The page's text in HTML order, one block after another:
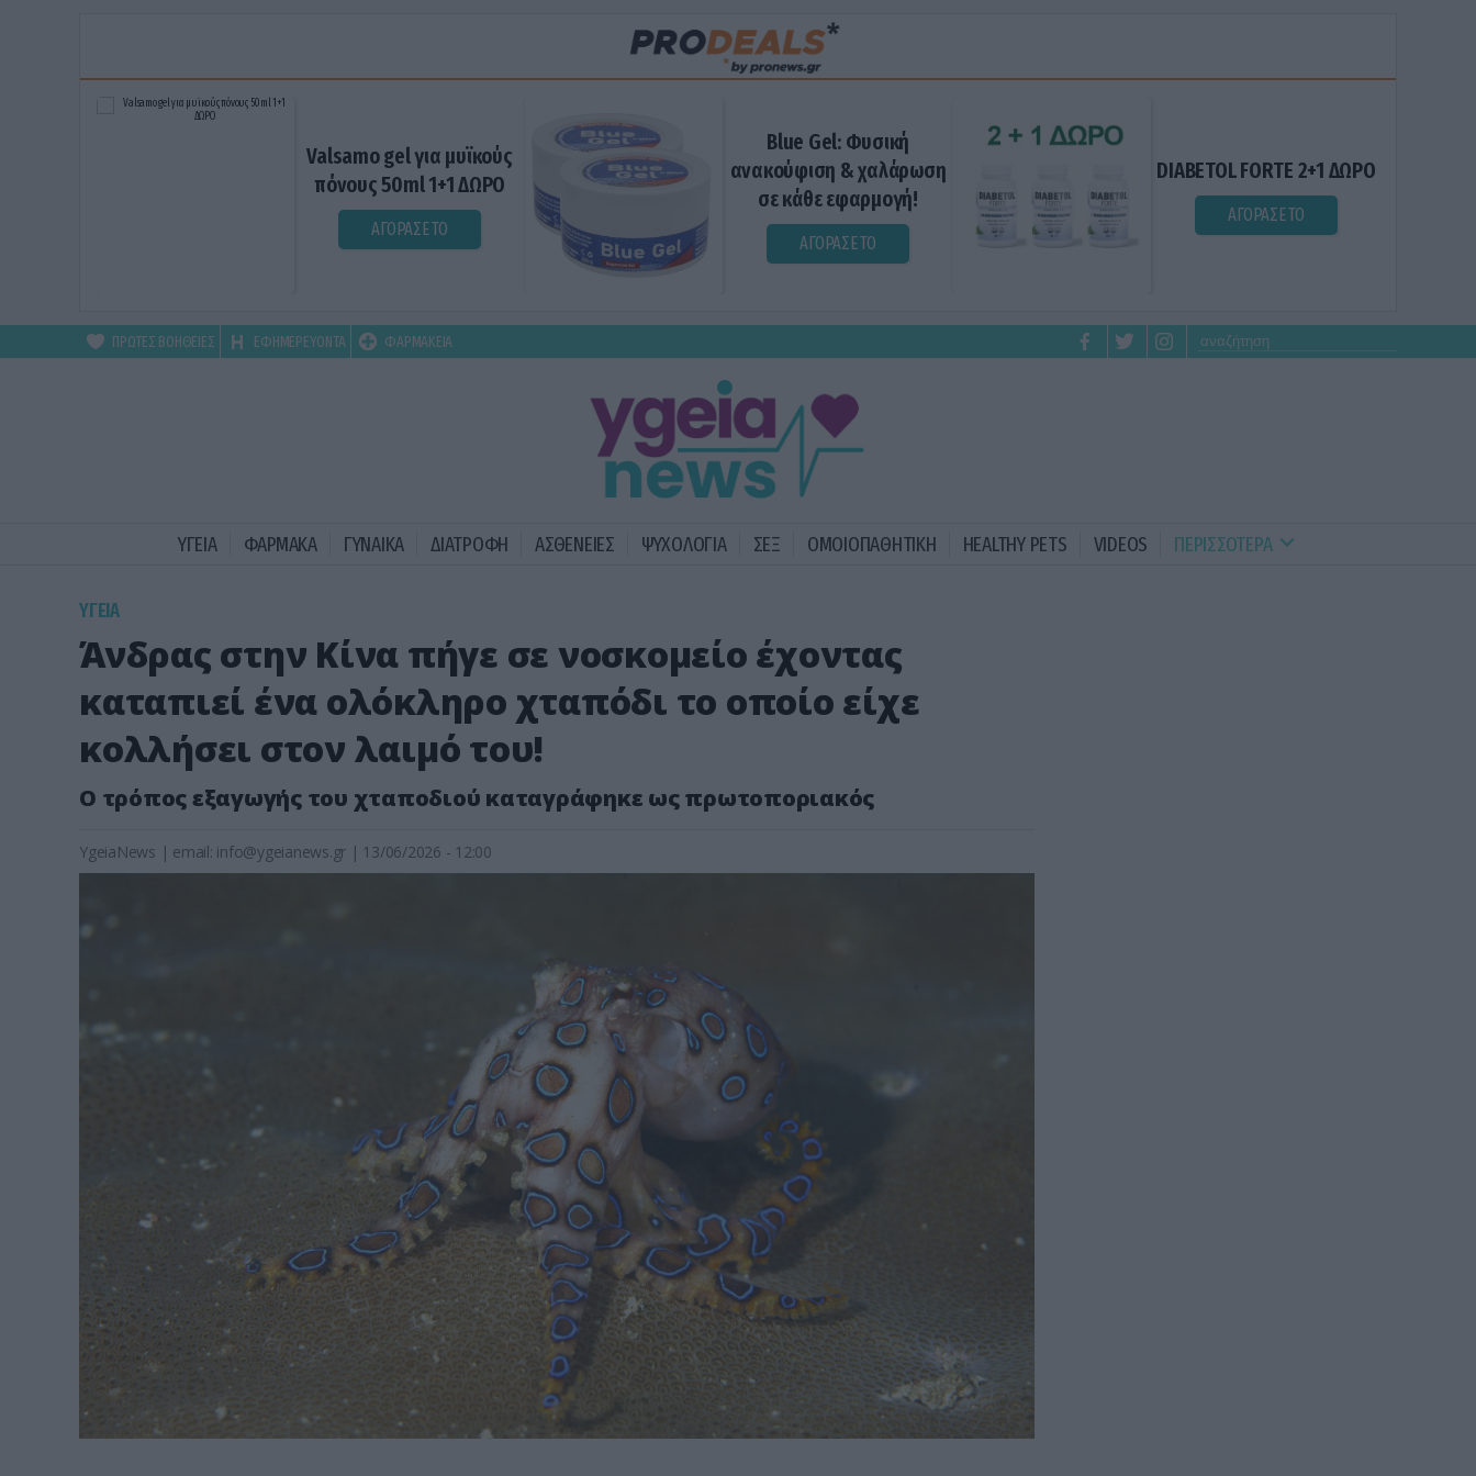
Valsamo gel για μυϊκούς
πόνους 50ml 1+1 ΔΩΡΟ
ΑΓΟΡΑΣΕ ΤΟ
Blue Gel: Φυσική
ανακούφιση & χαλάρωση
σε κάθε εφαρμογή!
ΑΓΟΡΑΣΕ ΤΟ
DIABETOL FORTE 2+1 ΔΩΡΟ
ΑΓΟΡΑΣΕ ΤΟ
ΠΡΩΤΕΣ ΒΟΗΘΕΙΕΣ ΕΦΗΜΕΡΕΥΟΝΤΑ ΦΑΡΜΑΚΕΙΑ
ΥΓΕΙΑ ΦΑΡΜΑΚΑ ΓΥΝΑΙΚΑ ΔΙΑΤΡΟΦΗ ΑΣΘΕΝΕΙΕΣ ΨΥΧΟΛΟΓΙΑ ΣΕΞ ΟΜΟΙΟΠΑΘΗΤΙΚΗ HEALTHY PETS VIDEOS ΠΕΡΙΣΣΟΤΕΡΑ
ΥΓΕΙΑ
Άνδρας στην Κίνα πήγε σε νοσκομείο έχοντας
καταπιεί ένα ολόκληρο χταπόδι το οποίο είχε
κολλήσει στον λαιμό του!
Ο τρόπος εξαγωγής του χταποδιού καταγράφηκε ως πρωτοποριακός
YgeiaNews | email: info@ygeianews.gr | 13/06/2026 - 12:00